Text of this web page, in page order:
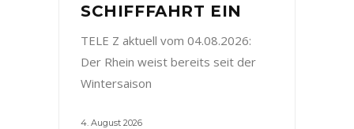
SCHIFFFAHRT EIN
TELE Z aktuell vom 04.08.2026:
Der Rhein weist bereits seit der
Wintersaison
4. August 2026